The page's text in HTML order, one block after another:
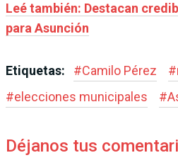
Leé también: Destacan
para Asunción
Etiquetas: #Camilo Pérez #
#elecciones municipales #
Déjanos tus